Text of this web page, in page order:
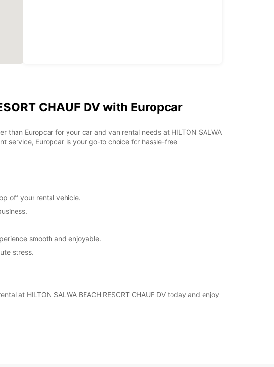
CHAUF DV with Europcar
Europcar for your car and van rental needs at HILTON SALWA
service, Europcar is your go-to choice for hassle-free
off your rental vehicle.
smooth and enjoyable.
stress.
at HILTON SALWA BEACH RESORT CHAUF DV today and enjoy